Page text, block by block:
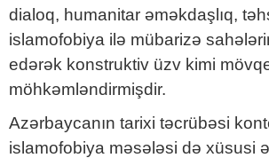
dialoq, humanitar əməkdaşlıq,
islamofobiya ilə mübarizə
edərək konstruktiv üzv kimi
möhkəmləndirmişdir.
Azərbaycanın tarixi təcrübəsi
islamofobiya məsələsi də xüsusi